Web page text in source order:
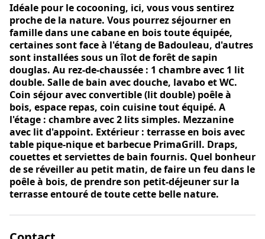
Idéale pour le cocooning, ici, vous vous sentirez
proche de la nature. Vous pourrez séjourner en
famille dans une cabane en bois toute équipée,
certaines sont face à l'étang de Badouleau, d'autres
sont installées sous un îlot de forêt de sapin
douglas. Au rez-de-chaussée : 1 chambre avec 1 lit
double. Salle de bain avec douche, lavabo et WC.
Coin séjour avec convertible (lit double) poêle à
bois, espace repas, coin cuisine tout équipé. A
l'étage : chambre avec 2 lits simples. Mezzanine
avec lit d'appoint. Extérieur : terrasse en bois avec
table pique-nique et barbecue PrimaGrill. Draps,
couettes et serviettes de bain fournis. Quel bonheur
de se réveiller au petit matin, de faire un feu dans le
poêle à bois, de prendre son petit-déjeuner sur la
terrasse entouré de toute cette belle nature.